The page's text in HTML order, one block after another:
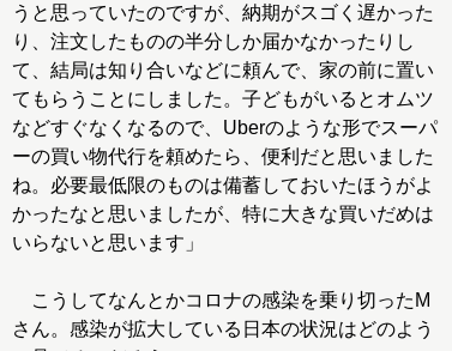
うと思っていたのですが、納期がスゴく遅かった
り、注文したものの半分しか届かなかったりし
て、結局は知り合いなどに頼んで、家の前に置い
てもらうことにしました。子どもがいるとオムツ
などすぐなくなるので、Uberのような形でスーパ
ーの買い物代行を頼めたら、便利だと思いました
ね。必要最低限のものは備蓄しておいたほうがよ
かったなと思いましたが、特に大きな買いだめは
いらないと思います」
こうしてなんとかコロナの感染を乗り切ったM
さん。感染が拡大している日本の状況はどのよう